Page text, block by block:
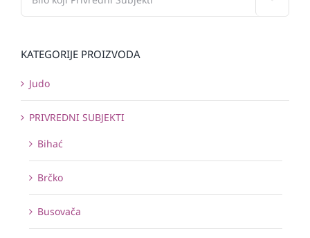
KATEGORIJE PROIZVODA
Judo
PRIVREDNI SUBJEKTI
Bihać
Brčko
Busovača